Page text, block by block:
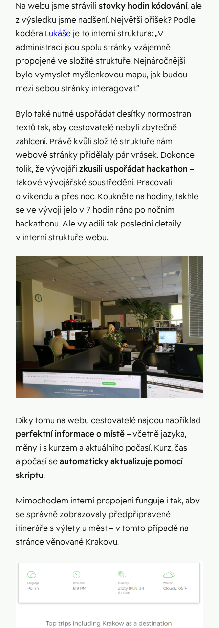
Na webu jsme strávili stovky hodin kódování, ale
z výsledku jsme nadšení. Největší oříšek? Podle
kodéra Lukáše je to interní struktura: „V
administraci jsou spolu stránky vzájemně
propojené ve složité struktuře. Nejnáročnější
bylo vymyslet myšlenkovou mapu, jak budou
mezi sebou stránky interagovat.“
Bylo také nutné uspořádat desítky normostran
textů tak, aby cestovatelé nebyli zbytečně
zahlcení. Právě kvůli složité struktuře nám
webové stránky přidělaly pár vrásek. Dokonce
tolik, že vývojáři zkusili uspořádat hackathon –
takové vývojářské soustředění. Pracovali
o víkendu a přes noc. Koukněte na hodiny, takhle
se ve vývoji jelo v 7 hodin ráno po nočním
hackathonu. Ale vyladili tak poslední detaily
v interní struktuře webu.
Díky tomu na webu cestovatelé najdou například
perfektní informace o místě– včetně jazyka,
měny i s kurzem a aktuálního počasí. Kurz, čas
a počasí seautomaticky aktualizuje pomocí
skriptu.
Mimochodem interní propojení funguje i tak, aby
se správně zobrazovaly předpřipravené
itineráře s výlety u měst – v tomto případě na
stránce věnované Krakovu.